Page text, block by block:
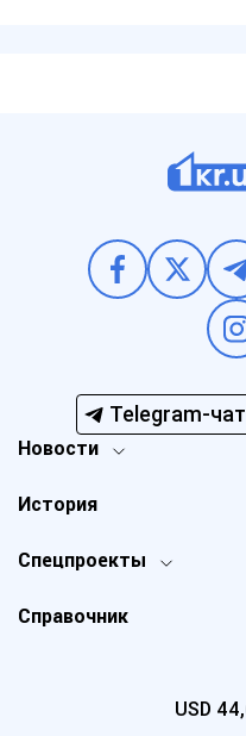
Telegram-чат
Новости
Спецпроекты
История
Справочник
USD